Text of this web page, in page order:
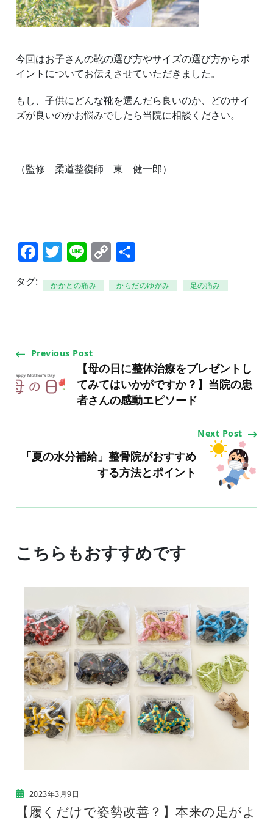
今回はお子さんの靴の選び方やサイズの選び方からポ
イントについてお伝えさせていただきました。
もし、子供にどんな靴を選んだら良いのか、どのサイ
ズが良いのかお悩みでしたら当院に相談ください。
（監修 柔道整復師 東 健一郎）
Facebook
Twitter
LineCopy
タグ: かかとの痛み からだのゆがみ 足の痛み
Post
Navigation
Previous Post
【母の日に整体治療をプレゼントし
てみてはいかがですか？】当院の患
者さんの感動エピソード
Next Post
「夏の水分補給」整骨院がおすすめ
する方法とポイント
こちらもおすすめです
2023年3月9日
【履くだけで姿勢改善？】本来の足がよ